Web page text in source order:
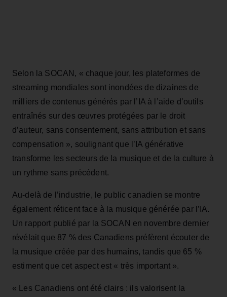
Selon la SOCAN, « chaque jour, les plateformes de
streaming mondiales sont inondées de dizaines de
milliers de contenus générés par l’IA à l’aide d’outils
entraînés sur des œuvres protégées par le droit
d’auteur, sans consentement, sans attribution et sans
compensation », soulignant que l’IA générative
transforme les secteurs de la musique et de la culture à
un rythme sans précédent.
Au-delà de l’industrie, le public canadien se montre
également réticent face à la musique générée par l’IA.
Un rapport publié par la SOCAN en novembre dernier
révélait que 87 % des Canadiens préfèrent écouter de
la musique créée par des humains, tandis que 65 %
estiment que cet aspect est « très important ».
« Les Canadiens ont été clairs : ils valorisent la